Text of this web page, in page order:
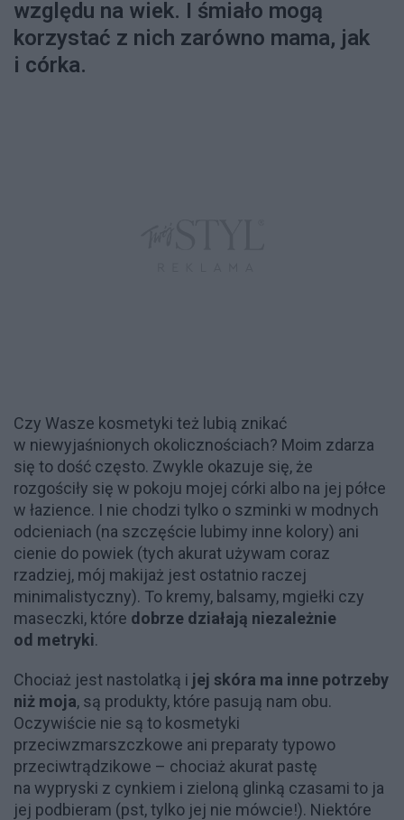
względu na wiek. I śmiało mogą
korzystać z nich zarówno mama, jak
i córka.
Czy Wasze kosmetyki też lubią znikać
w niewyjaśnionych okolicznościach? Moim zdarza
się to dość często. Zwykle okazuje się, że
rozgościły się w pokoju mojej córki albo na jej półce
w łazience. I nie chodzi tylko o szminki w modnych
odcieniach (na szczęście lubimy inne kolory) ani
cienie do powiek (tych akurat używam coraz
rzadziej, mój makijaż jest ostatnio raczej
minimalistyczny). To kremy, balsamy, mgiełki czy
maseczki, które dobrze działają niezależnie
od metryki.
Chociaż jest nastolatką i jej skóra ma inne potrzeby
niż moja, są produkty, które pasują nam obu.
Oczywiście nie są to kosmetyki
przeciwzmarszczkowe ani preparaty typowo
przeciwtrądzikowe – chociaż akurat pastę
na wypryski z cynkiem i zieloną glinką czasami to ja
jej podbieram (pst, tylko jej nie mówcie!). Niektóre